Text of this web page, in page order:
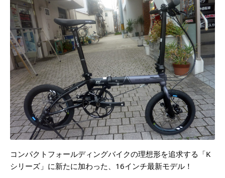
コンパクトフォールディングバイクの理想形を追求する「K
シリーズ」に新たに加わった、16インチ最新モデル！